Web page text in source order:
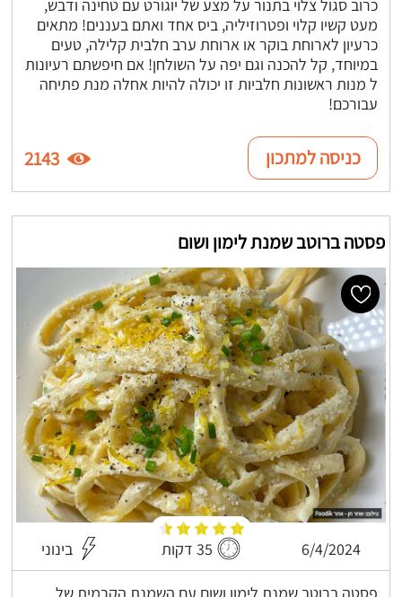
מעט קשיו קלוי ופטרוזיליה, ביס אחד ואתם בעננים! מתאים
כרעיון לארוחת בוקר או ארוחת ערב חלבית קלילה, טעים
במיוחד, קל להכנה וגם יפה על השולחן! אם חיפשתם רעיונות
ל מנות ראשונות חלביות זו יכולה להיות אחלה מנת פתיחה
עבורכם!
כניסה למתכון 2143
פסטה ברוטב שמנת לימון ושום
6/4/2024 35 דקות בינוני
פסטה ברוטב שמנת לימון ושום עם השמנת הקרמית של